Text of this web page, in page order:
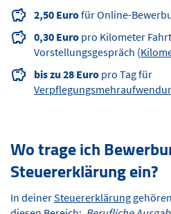
2,50 Eurofür Online-
0,30 Euro pro Kilometer
Vorstellungsgespräch (
bis zu 28 Euro pro Tag für
Wo trage ich
Steuererklärung ein?
In deinerSteuererklärung